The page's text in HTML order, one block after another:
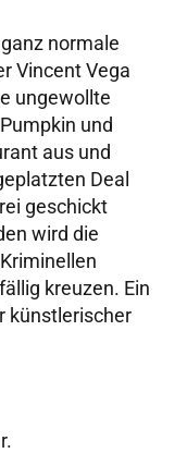
normale
Vincent Vega
ungewollte
und
aus und
Deal
geschickt
wird die
kreuzen. Ein
künstlerischer